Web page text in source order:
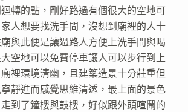
轉的點，剛好路過有個很大的空地可
人想要找洗手間，沒想到廟裡的人十
與此便是讓過路人方便上洗手間與喝
空地可以免費停車讓人可以步行到上
裡環境清幽，且建築造景十分莊重但
靜進而感覺思維清透，最上面的景色
到了鐘樓與鼓樓，好似跟外頭喧鬧的